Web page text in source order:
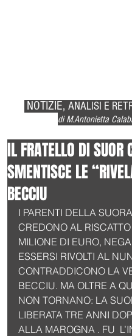
NOTIZIE, ANALISI E
di M.Antonietta
IL FRATELLO DI SUOR
SMENTISCE LE
BECCIU
I PARENTI DELLA
CREDONO AL
MILIONE DI EURO,
ESSERSI RIVOLTI AL
CONTRADDICONO LA
BECCIU. MA OLTRE A
NON TORNANO: LA
LIBERATA TRE ANNI
ALLA MAROGNA . FU